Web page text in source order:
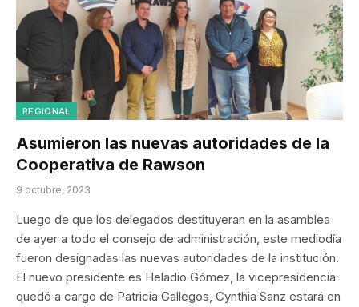
REGIONAL
Asumieron las nuevas autoridades de la
Cooperativa de Rawson
9 octubre, 2023
Luego de que los delegados destituyeran en la asamblea
de ayer a todo el consejo de administración, este mediodía
fueron designadas las nuevas autoridades de la institución.
El nuevo presidente es Heladio Gómez, la vicepresidencia
quedó a cargo de Patricia Gallegos, Cynthia Sanz estará en